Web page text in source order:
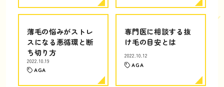
薄毛の悩みがストレ
スになる悪循環と断
ち切り方
2022.10.19
AGA
専門医に相談する抜
け毛の目安とは
2022.10.12
AGA